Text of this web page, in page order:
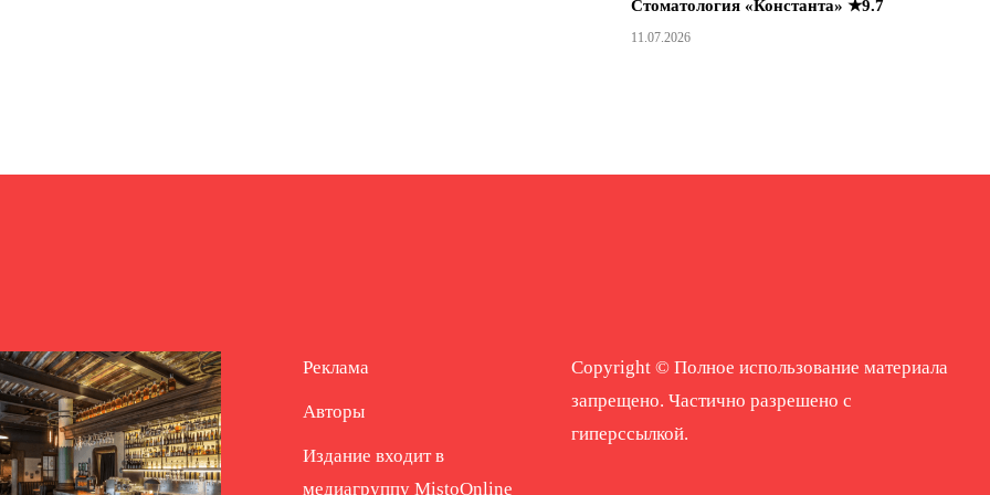
Стоматология «Константа» ★9.7
11.07.2026
Реклама
Авторы
Издание входит в
медиагруппу MistoOnline
Copyright © Полное использование материала
запрещено. Частично разрешено с
гиперссылкой.